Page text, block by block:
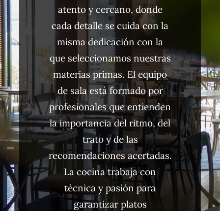
atento y cercano, donde
cada detalle se cuida con la
misma dedicación con la
que seleccionamos nuestras
materias primas. El equipo
de sala está formado por
profesionales que entienden
la importancia del ritmo, del
trato y de las
recomendaciones acertadas.
La cocina trabaja con
técnica y pasión para
garantizar platos